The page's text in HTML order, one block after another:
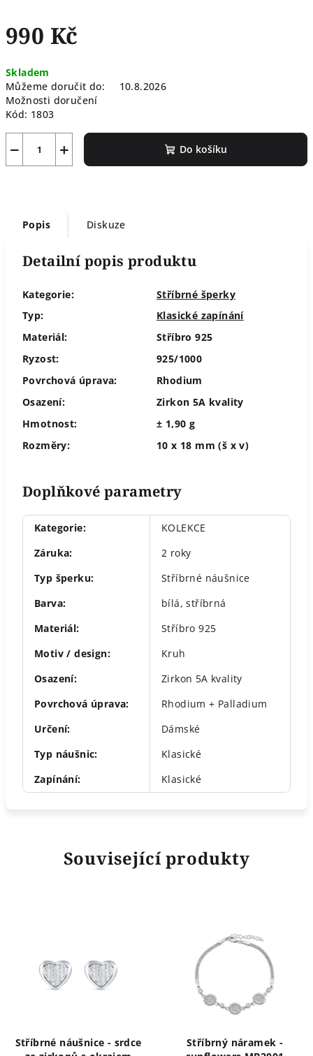
990 Kč
cena:
Skladem
Můžeme doručit do:
10.8.2026
Možnosti doručení
Kód: 1803
+
− Do košíku
Popis Diskuze
Detailní popis produktu
Kategorie:
Stříbrné šperky
Typ:
Klasické zapínání
Materiál:
Stříbro 925
Ryzost:
925/1000
Povrchová úprava:
Rhodium
Osazení:
Zirkon 5A kvality
Hmotnost:
± 1,90 g
Rozměry:
10 x 18 mm (š x v)
Doplňkové parametry
Kategorie:
KOLEKCE
Záruka:
2 roky
Typ šperku:
Stříbrné náušnice
Barva: bílá,stříbrná
Materiál:
Stříbro 925
Motiv / design:
Kruh
Osazení:
Zirkon 5A kvality
Povrchová úprava:
Rhodium + Palladium
Určení:
Dámské
Typ náušnic:
Klasické
Zapínání: Klasické
Související produkty
Stříbrné náušnice - srdce
Stříbrný náramek -